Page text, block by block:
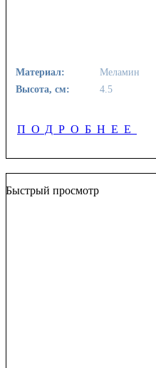
Материал:
Меламин
Высота, см:
4.5
ПОДРОБНЕЕ
Быстрый просмотр